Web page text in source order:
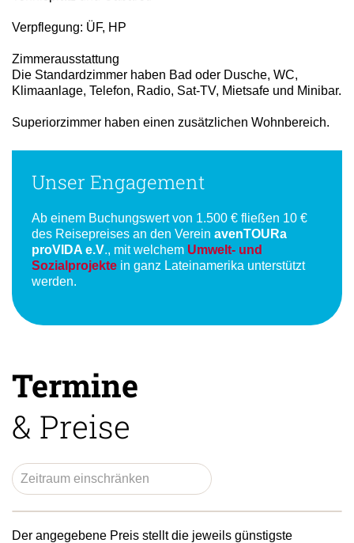
Verpflegung: ÜF, HP
Zimmerausstattung
Die Standardzimmer haben Bad oder Dusche, WC,
Klimaanlage, Telefon, Radio, Sat-TV, Mietsafe und Minibar.
Superiorzimmer haben einen zusätzlichen Wohnbereich.
Unser Engagement
Ab einem Buchungswert von 1.500 € fließen 10 €
des Reisepreises an den Verein avenTOURa
proVIDA e.V., mit welchem Umwelt- und
Sozialprojekte in ganz Lateinamerika unterstützt
werden.
Termine
& Preise
Der angegebene Preis stellt die jeweils günstigste